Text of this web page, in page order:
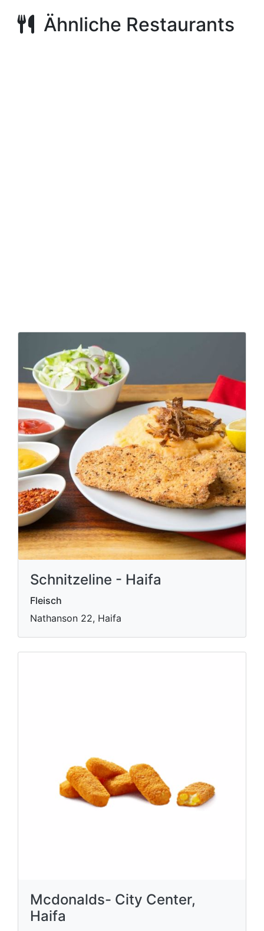
Ähnliche Restaurants
Schnitzeline - Haifa
Fleisch
Nathanson 22, Haifa
Mcdonalds- City Center,
Haifa